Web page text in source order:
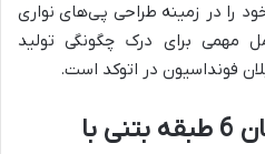
را در زمینه طراحی پی‌های نواری
مهمی برای درک چگونگی تولید
فونداسیون در اتوکد است.
آموزش طراحی ساختمان 6 طبقه بتنی با